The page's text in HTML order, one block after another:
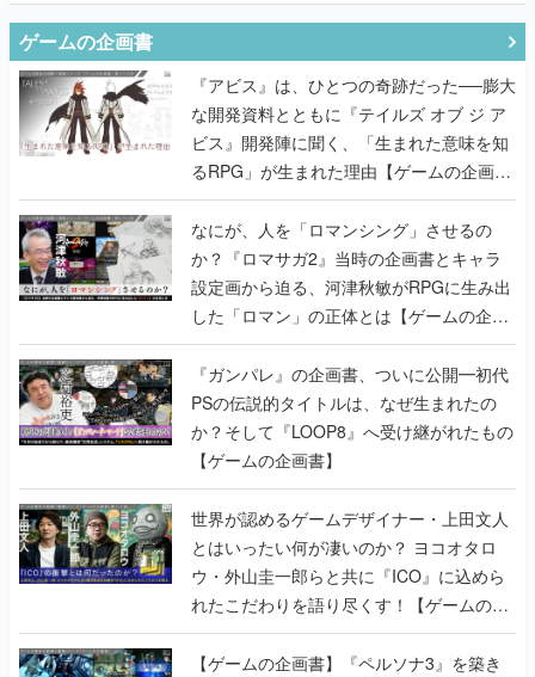
ゲームの企画書
『アビス』は、ひとつの奇跡だった──膨大
な開発資料とともに『テイルズ オブ ジ ア
ビス』開発陣に聞く、「生まれた意味を知
るRPG」が生まれた理由【ゲームの企画
書】
なにが、人を「ロマンシング」させるの
か？『ロマサガ2』当時の企画書とキャラ
設定画から迫る、河津秋敏がRPGに生み出
した「ロマン」の正体とは【ゲームの企画
書】
『ガンパレ』の企画書、ついに公開━初代
PSの伝説的タイトルは、なぜ生まれたの
か？そして『LOOP8』へ受け継がれたもの
【ゲームの企画書】
世界が認めるゲームデザイナー・上田文人
とはいったい何が凄いのか？ ヨコオタロ
ウ・外山圭一郎らと共に『ICO』に込めら
れたこだわりを語り尽くす！【ゲームの企
画書】
【ゲームの企画書】『ペルソナ3』を築き